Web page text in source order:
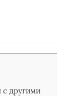
с другими